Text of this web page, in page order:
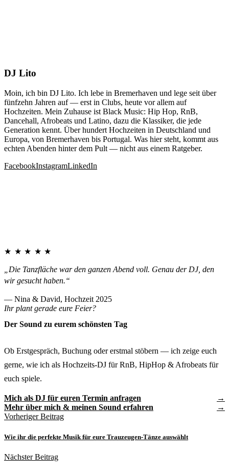
DJ Lito
Moin, ich bin DJ Lito. Ich lebe in Bremerhaven und lege seit über
fünfzehn Jahren auf — erst in Clubs, heute vor allem auf
Hochzeiten. Mein Zuhause ist Black Music: Hip Hop, RnB,
Dancehall, Afrobeats und Latino, dazu die Klassiker, die jede
Generation kennt. Über hundert Hochzeiten in Deutschland und
Europa, von Bremerhaven bis Portugal. Was hier steht, kommt aus
echten Abenden hinter dem Pult — nicht aus einem Ratgeber.
FacebookInstagramLinkedIn
★★★★★
„Die Tanzfläche war den ganzen Abend voll. Genau der DJ, den
wir gesucht haben.“
— Nina & David, Hochzeit 2025
Ihr plant gerade eure Feier?
Der Sound zu eurem schönsten Tag
Ob Erstgespräch, Buchung oder erstmal stöbern — ich zeige euch
gerne, wie ich als Hochzeits-DJ für RnB, HipHop & Afrobeats für
euch spiele.
Mich als DJ für euren Termin anfragen
Mehr über mich & meinen Sound erfahren
Vorheriger Beitrag
Wie ihr die perfekte Musik für eure Trauzeugen-Tänze auswählt
Nächster Beitrag